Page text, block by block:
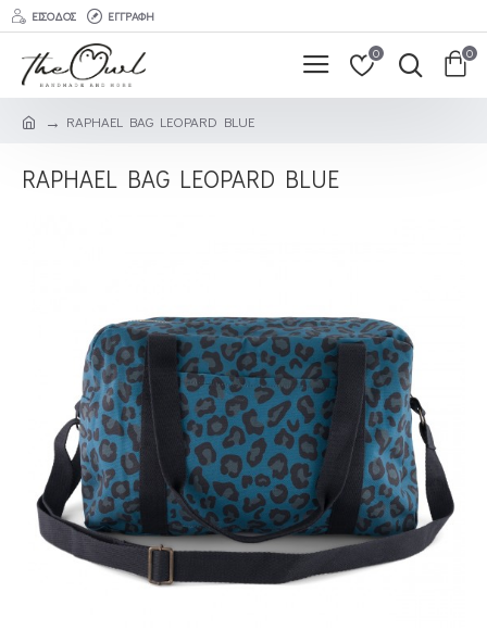
ΕΊΣΟΔΟΣ ΕΓΓΡΑΦΉ
0 0
RAPHAEL BAG LEOPARD BLUE
RAPHAEL BAG LEOPARD BLUE